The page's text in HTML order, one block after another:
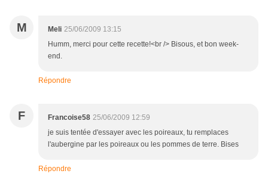
M Meli 25/06/2009 13:15
Humm, merci pour cette recette!<br /> Bisous, et bon week-
end.
Répondre
F Francoise58 25/06/2009 12:59
je suis tentée d'essayer avec les poireaux, tu remplaces
l'aubergine par les poireaux ou les pommes de terre. Bises
Répondre